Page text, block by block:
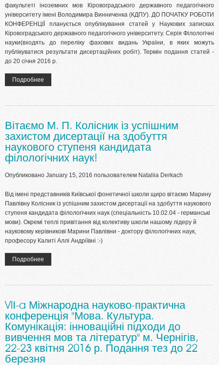
факультеті іноземних мов Кіровоградського державного педагогічного
університету імені Володимира Винниченка (КДПУ). ДО ПОЧАТКУ РОБОТИ
КОНФЕРЕНЦІЇ планується опублікування статей у Наукових записках
Кіровоградського державного педагогічного університету. Серія Філологічні
науки(входять до переліку фахових видань України, в яких можуть
публікуватися результати дисертаційних робіт). Термін подання статей -
до 20 січня 2016 р.
Подробнее
Вітаємо М. П. Колісник із успішним
захистом дисертації на здобуття
наукового ступеня кандидата
філологічних наук!
Опубликовано January 15, 2016 пользователем Nataliia Derkach
Від імені представників Київської фонетичної школи щиро вітаємо Марину
Павлівну Колісник із успішним захистом дисертації на здобуття наукового
ступеня кандидата філологічних наук (спеціальність 10.02.04 - германські
мови). Окремі теплі привітання від колективу школи нашому лідеру й
науковому керівникові Марини Павлівни - доктору філологічних наук,
професору Калиті Аллі Андріївні :-)
Подробнее
VIІ-a Міжнародна науково-практична
конференція "Мова. Культура.
Комунікація: інноваційні підходи до
вивчення мов та літератур" м. Чернігів,
22-23 квітня 2016 р. Подання тез до 22
березня